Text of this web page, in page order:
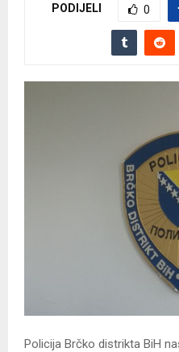
PODIJELI 0
Policija Brčko distrikta BiH